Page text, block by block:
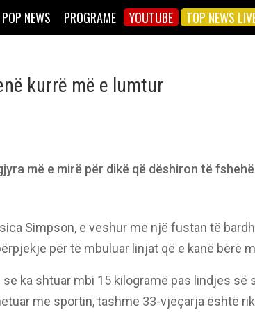
POP NEWS PROGRAME YOUTUBE TOP NEWS
kurrë më e lumtur
më e mirë për dikë që dëshiron të
Simpson, e veshur me një fustan të
për të mbuluar linjat që e kanë bërë
ka shtuar mbi 15 kilogramë pas lindjes së
me sportin, tashmë 33-vjeçarja është